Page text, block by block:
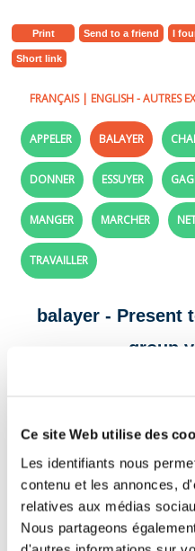
Ce site Web utilise des
Les identifiants nous
contenu et les annonces,
relatives aux médias
Nous partageons
Print Send to a friend I
Short link
FRANÇAIS| ENGLISH- AUTRES
APPELER BALAYER
DONNER ESSUYER
MANGER MARCHER
TRAVAILLER
balayer - Present
group
Complete the
ez, -ent).
Les employés
matin.